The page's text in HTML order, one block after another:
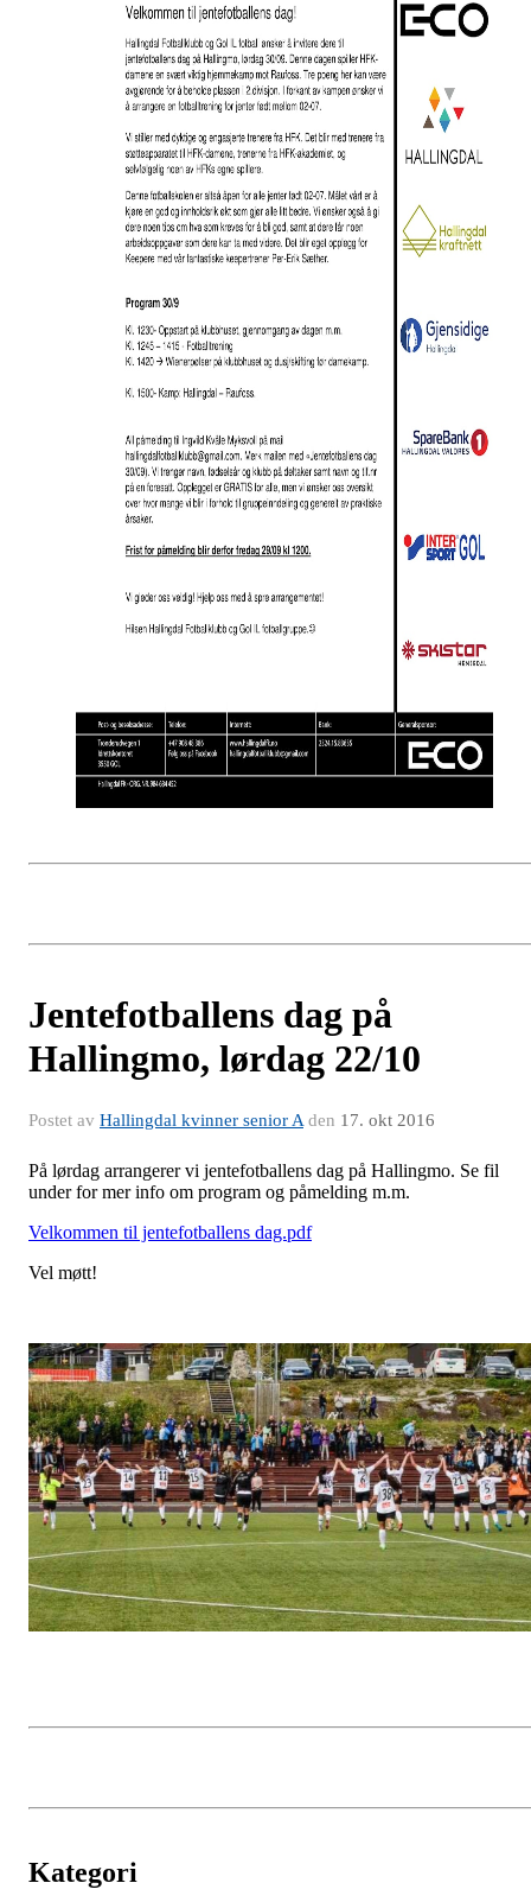
Jentefotballens dag på
Hallingmo, lørdag 22/10
Postet av Hallingdal kvinner senior A den 17. okt 2016
På lørdag arrangerer vi jentefotballens dag på Hallingmo. Se fil
under for mer info om program og påmelding m.m.
Velkommen til jentefotballens dag.pdf
Vel møtt!
Kategori